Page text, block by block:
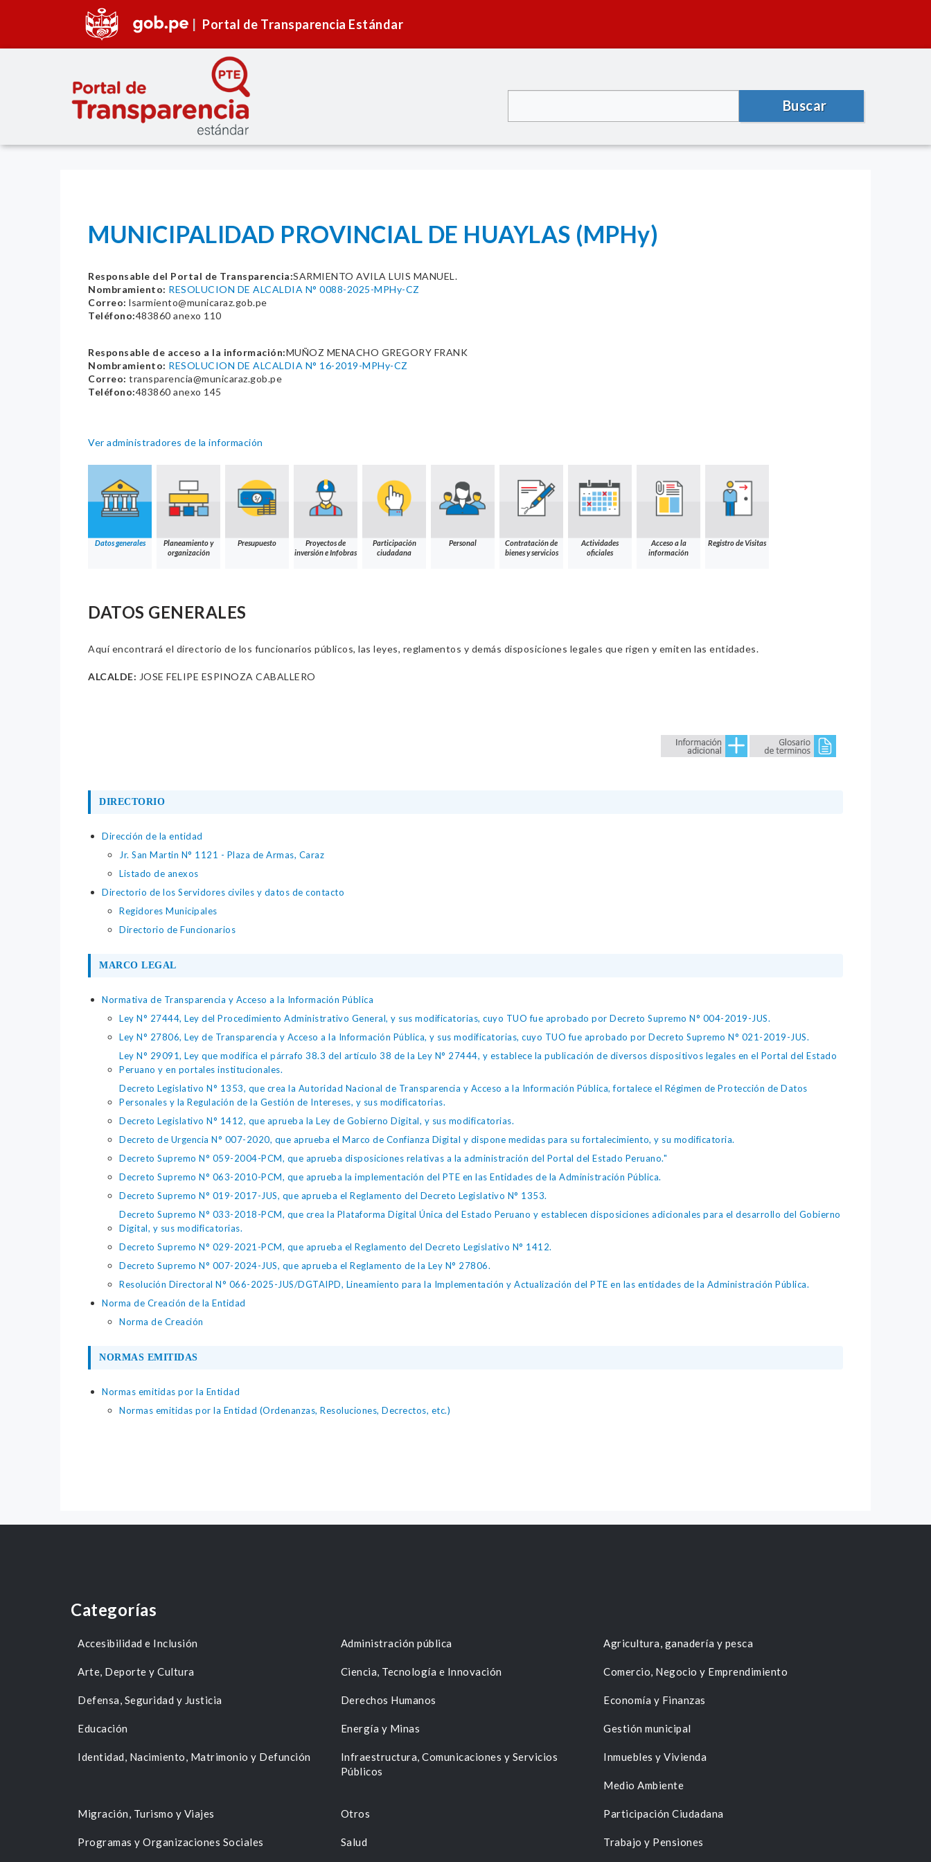
Portal de Transparencia Estándar
Buscar
MUNICIPALIDAD PROVINCIAL DE HUAYLAS (MPHy)
Responsable del Portal de Transparencia:SARMIENTO AVILA LUIS MANUEL.
Nombramiento: RESOLUCION DE ALCALDIA N° 0088-2025-MPHy-CZ
Correo: lsarmiento@municaraz.gob.pe
Teléfono:483860 anexo 110
Responsable de acceso a la información:MUÑOZ MENACHO GREGORY FRANK
Nombramiento: RESOLUCION DE ALCALDIA N° 16-2019-MPHy-CZ
Correo: transparencia@municaraz.gob.pe
Teléfono:483860 anexo 145
Ver administradores de la información
Datos generales
Planeamiento y
organización
Presupuesto
Proyectos de
inversión e Infobras
Participación
ciudadana
Personal
Contratación de
bienes y servicios
Actividades
oficiales
Acceso a la
información
Registro de Visitas
DATOS GENERALES
Aquí encontrará el directorio de los funcionarios públicos, las leyes, reglamentos y demás disposiciones legales que rigen y emiten las entidades.
ALCALDE: JOSE FELIPE ESPINOZA CABALLERO
DIRECTORIO
Dirección de la entidad
Jr. San Martin N° 1121 - Plaza de Armas, Caraz
Listado de anexos
Directorio de los Servidores civiles y datos de contacto
Regidores Municipales
Directorio de Funcionarios
MARCO LEGAL
Normativa de Transparencia y Acceso a la Información Pública
Ley N° 27444, Ley del Procedimiento Administrativo General, y sus modificatorias, cuyo TUO fue aprobado por Decreto Supremo N° 004-2019-JUS.
Ley N° 27806, Ley de Transparencia y Acceso a la Información Pública, y sus modificatorias, cuyo TUO fue aprobado por Decreto Supremo N° 021-2019-JUS.
Ley N° 29091, Ley que modifica el párrafo 38.3 del artículo 38 de la Ley N° 27444, y establece la publicación de diversos dispositivos legales en el Portal del Estado
Peruano y en portales institucionales.
Decreto Legislativo N° 1353, que crea la Autoridad Nacional de Transparencia y Acceso a la Información Pública, fortalece el Régimen de Protección de Datos
Personales y la Regulación de la Gestión de Intereses, y sus modificatorias.
Decreto Legislativo N° 1412, que aprueba la Ley de Gobierno Digital, y sus modificatorias.
Decreto de Urgencia N° 007-2020, que aprueba el Marco de Confianza Digital y dispone medidas para su fortalecimiento, y su modificatoria.
Decreto Supremo N° 059-2004-PCM, que aprueba disposiciones relativas a la administración del Portal del Estado Peruano."
Decreto Supremo N° 063-2010-PCM, que aprueba la implementación del PTE en las Entidades de la Administración Pública.
Decreto Supremo N° 019-2017-JUS, que aprueba el Reglamento del Decreto Legislativo N° 1353.
Decreto Supremo N° 033-2018-PCM, que crea la Plataforma Digital Única del Estado Peruano y establecen disposiciones adicionales para el desarrollo del Gobierno
Digital, y sus modificatorias.
Decreto Supremo N° 029-2021-PCM, que aprueba el Reglamento del Decreto Legislativo N° 1412.
Decreto Supremo N° 007-2024-JUS, que aprueba el Reglamento de la Ley N° 27806.
Resolución Directoral N° 066-2025-JUS/DGTAIPD, Lineamiento para la Implementación y Actualización del PTE en las entidades de la Administración Pública.
Norma de Creación de la Entidad
Norma de Creación
NORMAS EMITIDAS
Normas emitidas por la Entidad
Normas emitidas por la Entidad (Ordenanzas, Resoluciones, Decrectos, etc.)
Categorías
Accesibilidad e Inclusión Administración pública Agricultura, ganadería y pesca
Arte, Deporte y Cultura Ciencia, Tecnología e Innovación Comercio, Negocio y Emprendimiento
Defensa, Seguridad y Justicia Derechos Humanos Economía y Finanzas
Educación Energía y Minas Gestión municipal
Identidad, Nacimiento, Matrimonio y Defunción
Infraestructura, Comunicaciones y Servicios
Públicos
Inmuebles y Vivienda
Medio Ambiente
Migración, Turismo y Viajes Otros Participación Ciudadana
Programas y Organizaciones Sociales Salud Trabajo y Pensiones